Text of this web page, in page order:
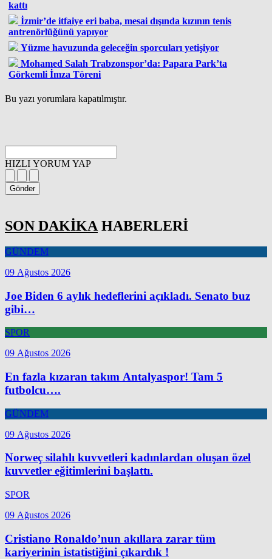
kattı
İzmir’de itfaiye eri baba, mesai dışında kızının tenis
antrenörlüğünü yapıyor
Yüzme havuzunda geleceğin sporcuları yetişiyor
Mohamed Salah Trabzonspor’da: Papara Park’ta
Görkemli İmza Töreni
Bu yazı yorumlara kapatılmıştır.
HIZLI YORUM YAP
Gönder
SON DAKİKA HABERLERİ
GÜNDEM
09 Ağustos 2026
Joe Biden 6 aylık hedeflerini açıkladı. Senato buz
gibi…
SPOR
09 Ağustos 2026
En fazla kızaran takım Antalyaspor! Tam 5
futbolcu….
GÜNDEM
09 Ağustos 2026
Norweç silahlı kuvvetleri kadınlardan oluşan özel
kuvvetler eğitimlerini başlattı.
SPOR
09 Ağustos 2026
Cristiano Ronaldo’nun akıllara zarar tüm
kariyerinin istatistiğini çıkardık !